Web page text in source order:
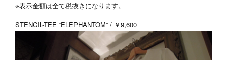
※表示金額は全て税抜きになります。
STENCIL-TEE “ELEPHANTOM” / ￥9,600